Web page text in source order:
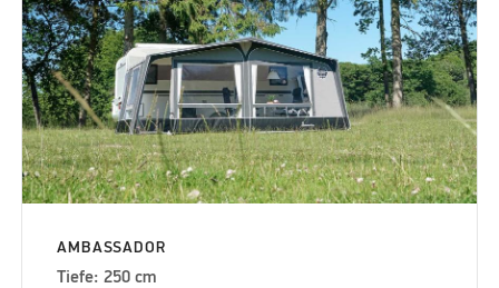
AMBASSADOR
Tiefe: 250 cm